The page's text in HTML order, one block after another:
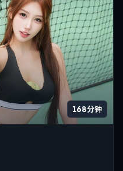
168分钟